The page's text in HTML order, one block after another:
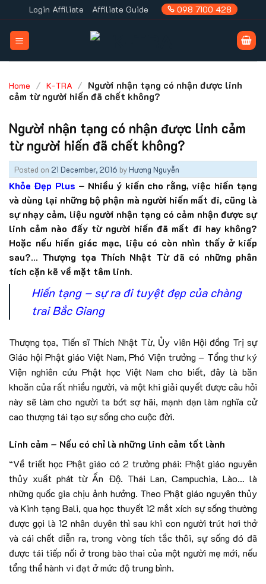
to
content
Login Affiliate Affiliate Guide 098 7100 428
Home / K-TRA / Người nhận tạng có nhận được linh
cảm từ người hiến đã chết không?
Người nhận tạng có nhận được linh cảm
từ người hiến đã chết không?
Posted on 21 December, 2016 byHương Nguyễn
Khỏe Đẹp Plus – Nhiều ý kiến cho rằng, việc hiến tạng
và dùng lại những bộ phận mà người hiến mất đi, cũng là
sự nhạy cảm, liệu người nhận tạng có cảm nhận được sự
linh cảm nào đấy từ người hiến đã mất đi hay không?
Hoặc nếu hiến giác mạc, liệu có còn nhìn thấy ở kiếp
sau?… Thượng tọa Thích Nhật Từ đã có những phân
tích cặn kẽ về mặt tâm linh.
Hiến tạng – sự ra đi tuyệt đẹp của chàng
trai Bắc Giang
Thượng tọa, Tiến sĩ Thích Nhật Từ, Ủy viên Hội đồng Trị sự
Giáo hội Phật giáo Việt Nam, Phó Viện trưởng – Tổng thư ký
Viện nghiên cứu Phật học Việt Nam cho biết, đây là băn
khoăn của rất nhiều người, và một khi giải quyết được câu hỏi
này sẽ làm cho người ta bớt sợ hãi, mạnh dạn làm nghĩa cử
cao thượng tái tạo sự sống cho cuộc đời.
Linh cảm – Nếu có chỉ là những linh cảm tốt lành
“Về triết học Phật giáo có 2 trường phái: Phật giáo nguyên
thủy xuất phát từ Ấn Độ. Thái Lan, Campuchia, Lào… là
những quốc gia chịu ảnh hưởng. Theo Phật giáo nguyên thủy
và Kinh tạng Bali, qua học thuyết 12 mắt xích sự sống thường
được gọi là 12 nhân duyên thì sau khi con người trút hơi thở
và cái chết diễn ra, trong vòng tích tắc thôi, sự sống đó đã
được tái tiếp nối ở trong bào thai của một người mẹ mới, nếu
tổng thể hành vi đạt ở mức độ trung bình.